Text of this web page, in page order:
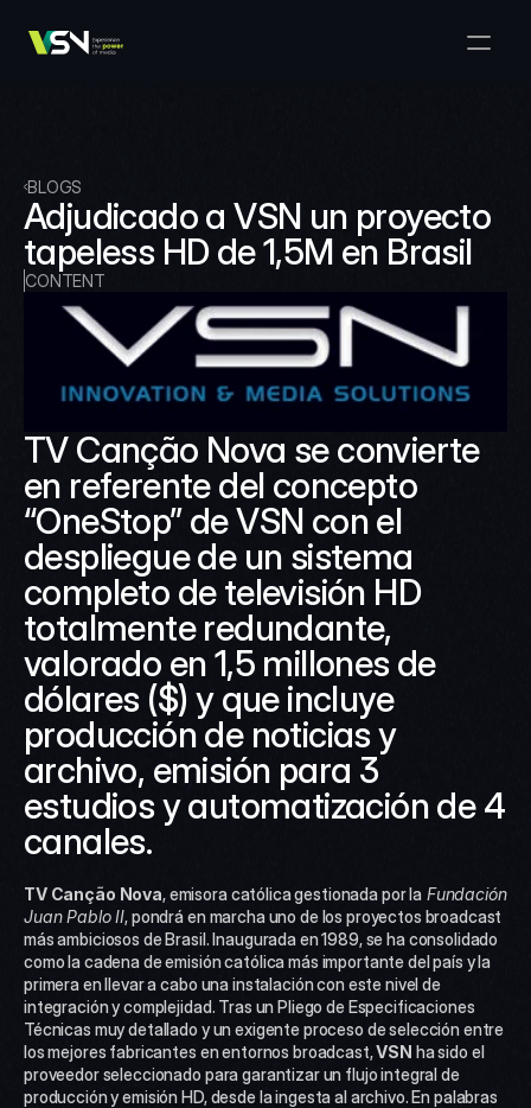
VSN Crea
VSN One TV
VSN Arena
VSN News Connect
VSNExplorer + VSNOne TV
Media Production Workflow
VSNExplorer + Wedit
Media Exchange
VSNExplorer
News & Live Entertainment
VSN NewsConnect + VSN AI
Smart Scheduling
VSNExplorer + VSNCrea
Company
Select Language
English
EN TALK TO US
BLOGS
Adjudicado a VSN un proyecto
tapeless HD de 1,5M en Brasil
CONTENT
TV Canção Nova se convierte
en referente del concepto
“OneStop” de VSN con el
despliegue de un sistema
completo de televisión HD
totalmente redundante,
valorado en 1,5 millones de
dólares ($) y que incluye
producción de noticias y
archivo, emisión para 3
estudios y automatización de 4
canales.
TV Canção Nova, emisora católica gestionada por la Fundación
Juan Pablo II, pondrá en marcha uno de los proyectos broadcast
más ambiciosos de Brasil. Inaugurada en 1989, se ha consolidado
como la cadena de emisión católica más importante del país y la
primera en llevar a cabo una instalación con este nivel de
integración y complejidad. Tras un Pliego de Especificaciones
Técnicas muy detallado y un exigente proceso de selección entre
los mejores fabricantes en entornos broadcast, VSN ha sido el
proveedor seleccionado para garantizar un flujo integral de
producción y emisión HD, desde la ingesta al archivo. En palabras